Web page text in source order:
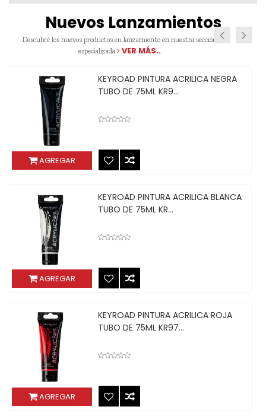
Nuevos Lanzamientos
Descubré los nuevos productos en lanzamiento en nuestra sección
especializada
VER MÁS..
AGREGAR
KEYROAD PINTURA ACRILICA NEGRA
TUBO DE 75ML KR9...
AGREGAR
KEYROAD PINTURA ACRILICA BLANCA
TUBO DE 75ML KR...
AGREGAR
KEYROAD PINTURA ACRILICA ROJA
TUBO DE 75ML KR97...